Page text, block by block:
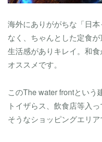
海外にありががちな「日
なく、ちゃんとした定食
生活感がありキレイ。和
オススメです。
このThe water frontという
トイザらス、飲食店等入
そうなショッピングエリア